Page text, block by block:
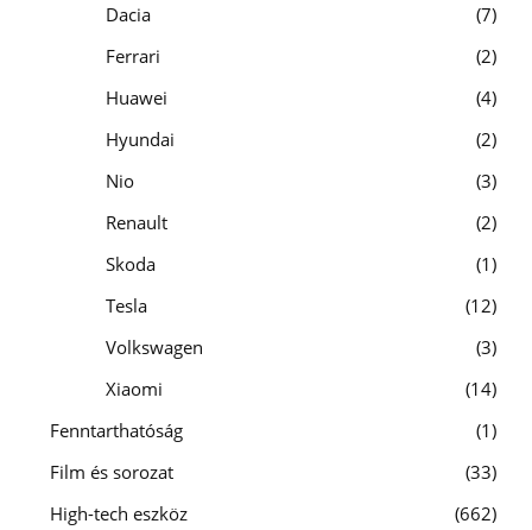
Dacia
7
Ferrari
2
Huawei
4
Hyundai
2
Nio
3
Renault
2
Skoda
1
Tesla
12
Volkswagen
3
Xiaomi
14
Fenntarthatóság
1
Film és sorozat
33
High-tech eszköz
662